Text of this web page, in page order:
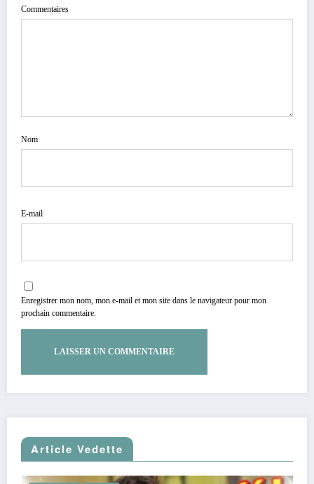
Commentaires
Nom
E-mail
Enregistrer mon nom, mon e-mail et mon site dans le navigateur pour mon
prochain commentaire.
Article Vedette